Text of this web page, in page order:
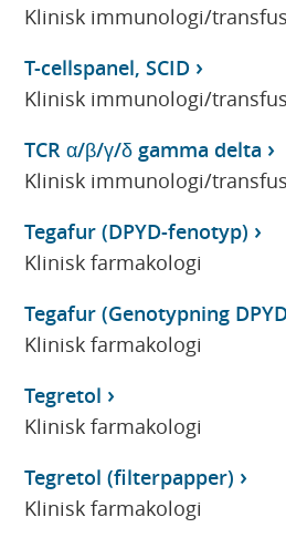
Klinisk immunologi/
T-cellspanel, SCID
Klinisk immunologi/
TCR α/β/γ/δ gamma delta
Klinisk immunologi/
Tegafur (DPYD-fenotyp)
Klinisk farmakologi
Tegafur (Genotypning
Klinisk farmakologi
Tegretol
Klinisk farmakologi
Tegretol (filterpapper)
Klinisk farmakologi